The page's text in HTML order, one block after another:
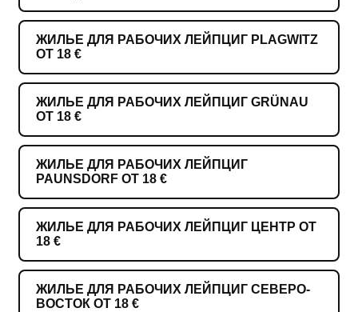
ЖИЛЬЕ ДЛЯ РАБОЧИХ ЛЕЙПЦИГ PLAGWITZ
ОТ 18 €
ЖИЛЬЕ ДЛЯ РАБОЧИХ ЛЕЙПЦИГ GRÜNAU
ОТ 18 €
ЖИЛЬЕ ДЛЯ РАБОЧИХ ЛЕЙПЦИГ
PAUNSDORF ОТ 18 €
ЖИЛЬЕ ДЛЯ РАБОЧИХ ЛЕЙПЦИГ ЦЕНТР ОТ
18 €
ЖИЛЬЕ ДЛЯ РАБОЧИХ ЛЕЙПЦИГ СЕВЕРО-
ВОСТОК ОТ 18 €